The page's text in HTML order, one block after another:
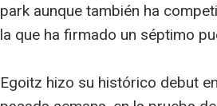
park aunque también ha
la que ha firmado un séptimo
Egoitz hizo su histórico debut